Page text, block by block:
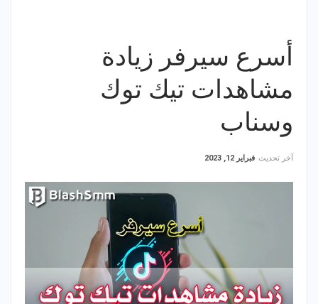
أسرع سيرفر زيادة
مشاهدات تيك توك
وسناب
آخر تحديث فبراير 12, 2023